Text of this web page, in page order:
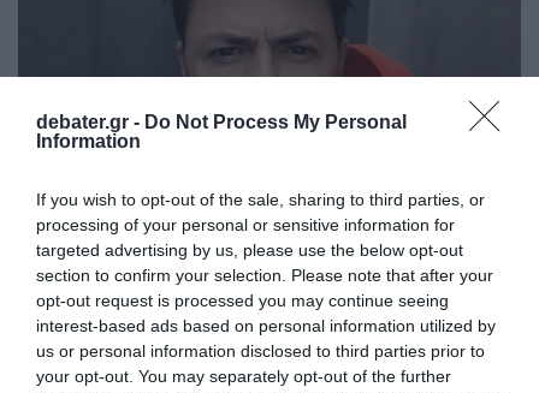
debater.gr - Do Not Process My Personal
Information
If you wish to opt-out of the sale, sharing to third parties, or
processing of your personal or sensitive information for
targeted advertising by us, please use the below opt-out
section to confirm your selection. Please note that after your
opt-out request is processed you may continue seeing
interest-based ads based on personal information utilized by
us or personal information disclosed to third parties prior to
your opt-out. You may separately opt-out of the further
LIFESTYLE
Πέτρος Πυλαρινός: Η αποκάλυψη για την
προσωπική του ζωή μετά τον χωρισμό από
την Βάλια Χατζηθεοδώρου (vid)